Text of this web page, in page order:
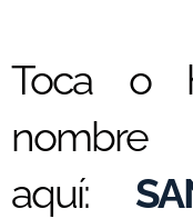
Toca o
aquí: